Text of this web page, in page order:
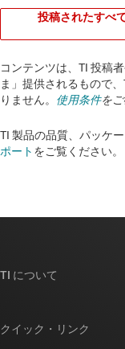
投稿されたすべ
コンテンツは、TI 投稿
ま」提供されるもので
りません。 使用条件をご
TI 製品の品質、パッケ
ポート をご覧ください。​​​​​​​​​​​​​​
TI について
クイック・リンク